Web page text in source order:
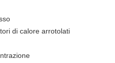
di calore arrotolati